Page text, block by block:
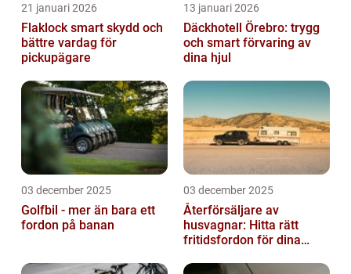
21 januari 2026
Flaklock smart skydd och
bättre vardag för
pickupägare
13 januari 2026
Däckhotell Örebro: trygg
och smart förvaring av
dina hjul
03 december 2025
Golfbil - mer än bara ett
fordon på banan
03 december 2025
Återförsäljare av
husvagnar: Hitta rätt
fritidsfordon för dina